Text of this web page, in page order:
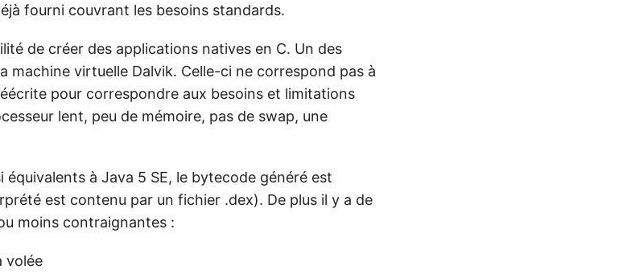
fourni couvrant les besoins standards.
de créer des applications natives en C. Un des
machine virtuelle Dalvik. Celle-ci ne correspond pas à
pour correspondre aux besoins et limitations
lent, peu de mémoire, pas de swap, une
équivalents à Java 5 SE, le bytecode généré est
est contenu par un fichier .dex). De plus il y a de
moins contraignantes :
volée